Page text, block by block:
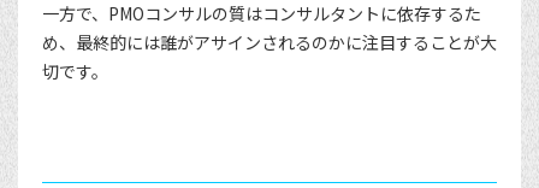
一方で、PMOコンサルの質はコンサルタントに依存するた
め、最終的には誰がアサインされるのかに注目することが大
切です。